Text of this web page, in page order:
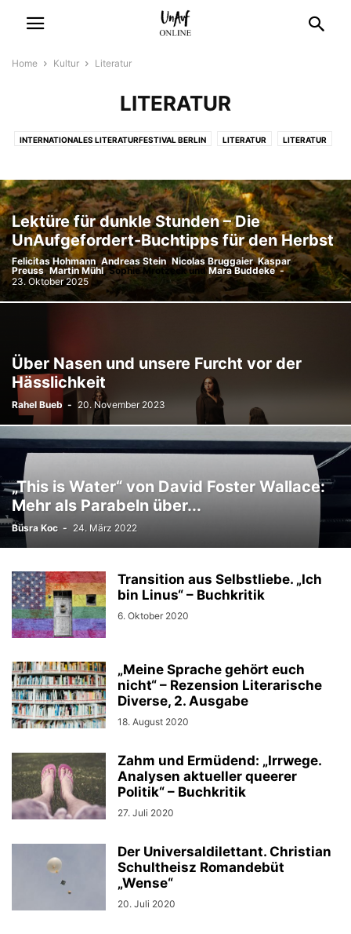
Home Kultur Literatur
LITERATUR
INTERNATIONALES LITERATURFESTIVAL BERLIN LITERATUR LITERATUR
Lektüre für dunkle Stunden – Die
UnAufgefordert-Buchtipps für den Herbst
Felicitas Hohmann,Andreas Stein,Nicolas Bruggaier,Kaspar
Preuss,Martin Mühl,Sophie MrotzeckundMara Buddeke -
23. Oktober 2025
Über Nasen und unsere Furcht vor der
Hässlichkeit
Rahel Bueb - 20. November 2023
„This is Water“ von David Foster Wallace:
Mehr als Parabeln über...
Büsra Koc - 24. März 2022
Transition aus Selbstliebe. „Ich
bin Linus“ – Buchkritik
6. Oktober 2020
„Meine Sprache gehört euch
nicht“ – Rezension Literarische
Diverse, 2. Ausgabe
18. August 2020
Zahm und Ermüdend: „Irrwege.
Analysen aktueller queerer
Politik“ – Buchkritik
27. Juli 2020
Der Universaldilettant. Christian
Schultheisz Romandebüt
„Wense“
20. Juli 2020